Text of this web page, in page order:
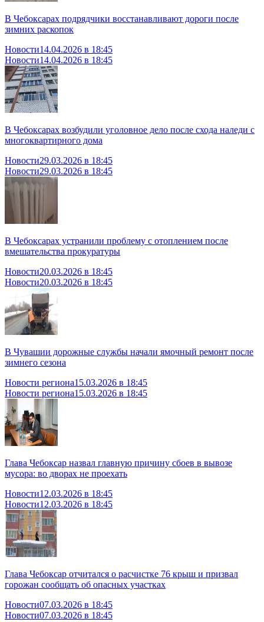
В Чебоксарах подрядчики восстанавливают дороги после
зимних раскопок
Новости14.04.2026 в 18:45
Новости14.04.2026 в 18:45
В Чебоксарах возбудили уголовное дело после схода наледи с
многоквартирного дома
Новости29.03.2026 в 18:45
Новости29.03.2026 в 18:45
В Чебоксарах устранили проблему с отоплением после
вмешательства прокуратуры
Новости20.03.2026 в 18:45
Новости20.03.2026 в 18:45
В Чувашии дорожные службы начали ямочный ремонт после
зимнего сезона
Новости региона15.03.2026 в 18:45
Новости региона15.03.2026 в 18:45
Глава Чебоксар назвал главную причину сбоев в вывозе
мусора: во дворах не проехать
Новости12.03.2026 в 18:45
Новости12.03.2026 в 18:45
Глава Чебоксар отчитался о расчистке 76 крыш и призвал
горожан сообщать об опасных участках
Новости07.03.2026 в 18:45
Новости07.03.2026 в 18:45